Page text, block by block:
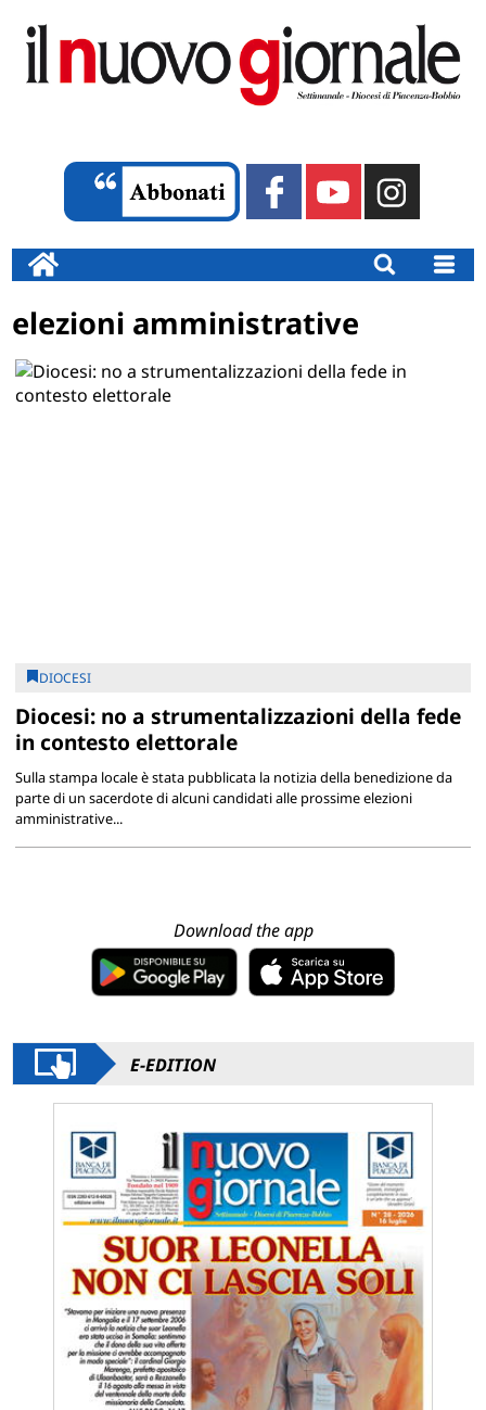
elezioni amministrative
DIOCESI
Diocesi: no a strumentalizzazioni della fede
in contesto elettorale
Sulla stampa locale è stata pubblicata la notizia della benedizione da
parte di un sacerdote di alcuni candidati alle prossime elezioni
amministrative...
Download the app
E-EDITION